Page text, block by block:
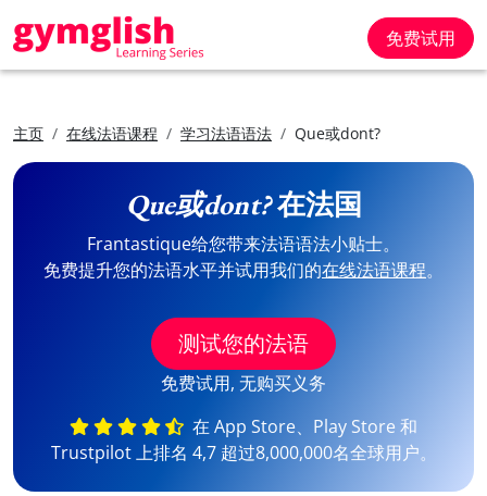
免费试用
主页 在线法语课程 学习法语语法 Que或dont?
Que或dont?在法国
Frantastique给您带来法语语法小贴士。
免费提升您的法语水平并试用我们的在线法语课程。
测试您的法语
免费试用, 无购买义务
在 App Store、Play Store 和
Trustpilot 上排名 4,7 超过8,000,000名全球用户。